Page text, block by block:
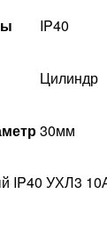
IP40
Цилиндр
30мм
IP40 УХЛ3